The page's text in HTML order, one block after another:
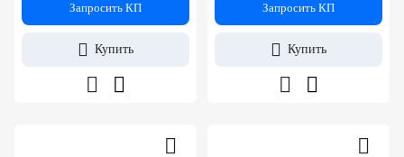
Запросить КП
Купить
Запросить КП
Купить